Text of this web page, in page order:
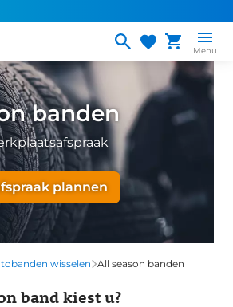
Menu
banden
plannen
wisselen All season banden
band kiest u?